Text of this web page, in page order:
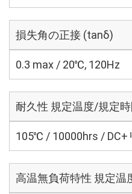
損失角の正接 (tanδ)
0.3 max / 20℃, 120Hz
耐久性 規定温度/規定
105℃ / 10000hrs / DC+
高温無負荷特性 規定温